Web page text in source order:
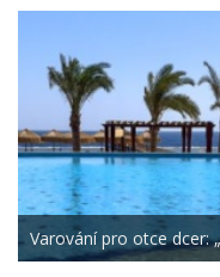
Varování pro otce dcer: